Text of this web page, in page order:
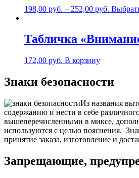
198,00 руб. – 252,00 руб.
Табличка
172,00 руб. В корзину
Знаки безопасности
Из названия
содержанию и нести в себе
вышеперечисленными в миксе,
используются с целью пояснения.
принятие заказа, изготовление и
Запрещающие,